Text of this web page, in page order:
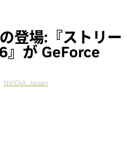
登場:『ストリー
』が GeForce
NVIDIA Japan